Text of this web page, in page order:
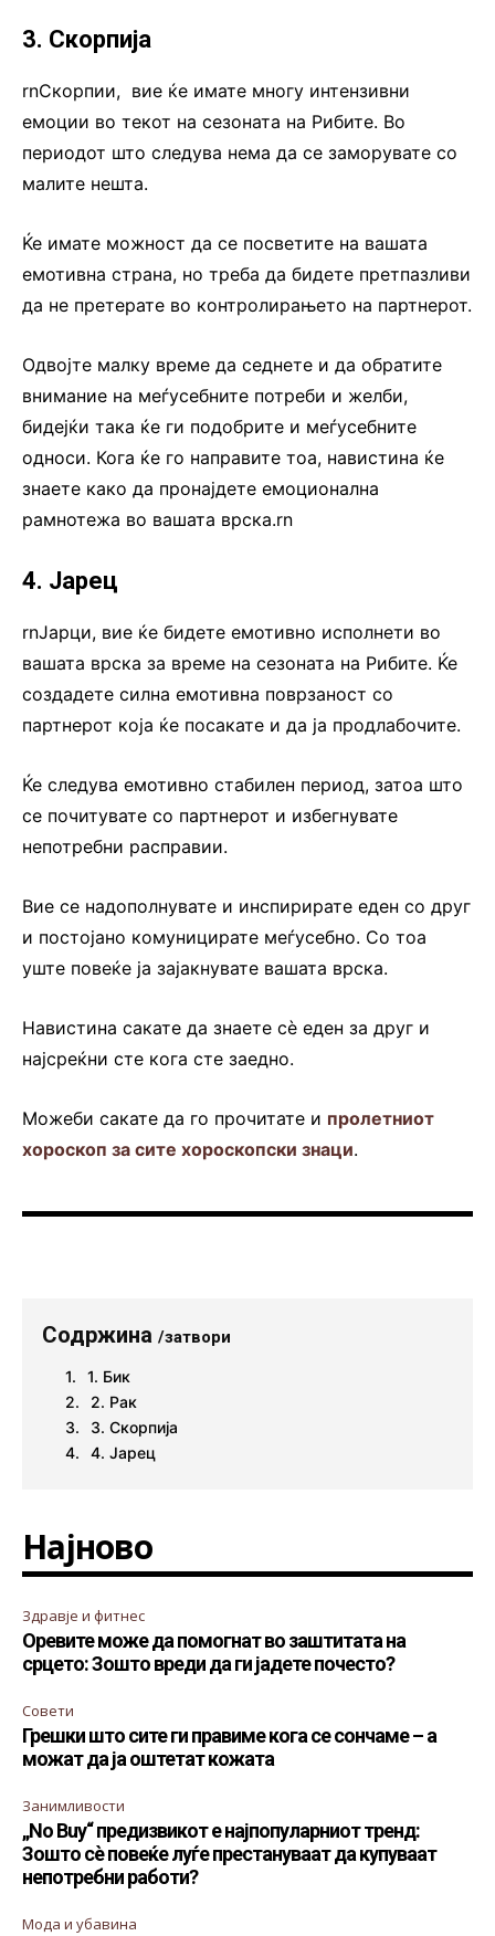
3. Скорпија
rnСкорпии, вие ќе имате многу интензивни
емоции во текот на сезоната на Рибите. Во
периодот што следува нема да се заморувате со
малите нешта.
Ќе имате можност да се посветите на вашата
емотивна страна, но треба да бидете претпазливи
да не претерате во контролирањето на партнерот.
Одвојте малку време да седнете и да обратите
внимание на меѓусебните потреби и желби,
бидејќи така ќе ги подобрите и меѓусебните
односи. Кога ќе го направите тоа, навистина ќе
знаете како да пронајдете емоционална
рамнотежа во вашата врска.rn
4. Јарец
rnЈарци, вие ќе бидете емотивно исполнети во
вашата врска за време на сезоната на Рибите. Ќе
создадете силна емотивна поврзаност со
партнерот која ќе посакате и да ја продлабочите.
Ќе следува емотивно стабилен период, затоа што
се почитувате со партнерот и избегнувате
непотребни расправии.
Вие се надополнувате и инспирирате еден со друг
и постојано комуницирате меѓусебно. Со тоа
уште повеќе ја зајакнувате вашата врска.
Навистина сакате да знаете сè еден за друг и
најсреќни сте кога сте заедно.
Можеби сакате да го прочитате и пролетниот
хороскоп за сите хороскопски знаци.
Содржина /затвори
1. Бик
2. Рак
3. Скорпија
4. Јарец
Најново
Здравје и фитнес
Оревите може да помогнат во заштитата на
срцето: Зошто вреди да ги јадете почесто?
Совети
Грешки што сите ги правиме кога се сончаме – а
можат да ја оштетат кожата
Занимливости
„No Buy“ предизвикот е најпопуларниот тренд:
Зошто сè повеќе луѓе престануваат да купуваат
непотребни работи?
Мода и убавина